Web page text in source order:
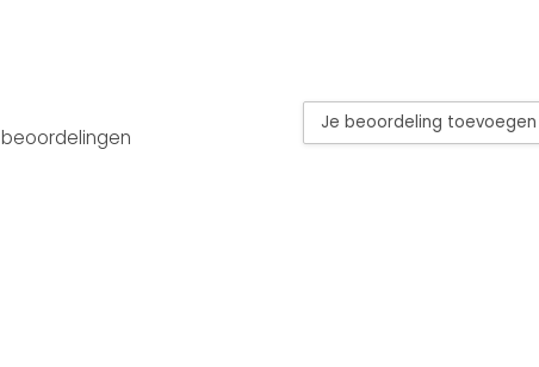
beoordelingen
Je beoordeling toevoegen